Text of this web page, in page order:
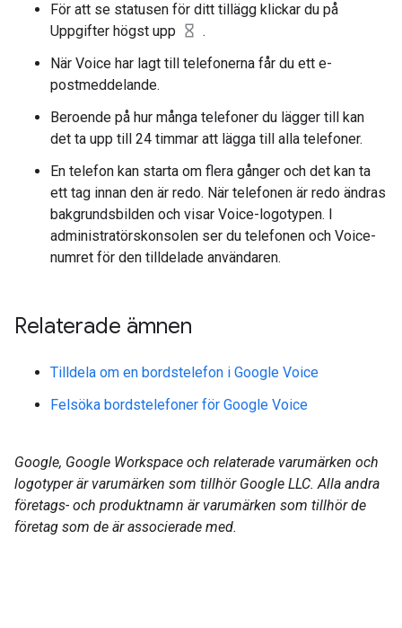
För att se statusen för ditt tillägg klickar du på
Uppgifter högst upp
.
När Voice har lagt till telefonerna får du ett e-
postmeddelande.
Beroende på hur många telefoner du lägger till kan
det ta upp till 24 timmar att lägga till alla telefoner.
En telefon kan starta om flera gånger och det kan ta
ett tag innan den är redo. När telefonen är redo ändras
bakgrundsbilden och visar Voice-logotypen. I
administratörskonsolen ser du telefonen och Voice-
numret för den tilldelade användaren.
Relaterade ämnen
Tilldela om en bordstelefon i Google Voice
Felsöka bordstelefoner för Google Voice
Google, Google Workspace och relaterade varumärken och
logotyper är varumärken som tillhör Google LLC. Alla andra
företags- och produktnamn är varumärken som tillhör de
företag som de är associerade med.